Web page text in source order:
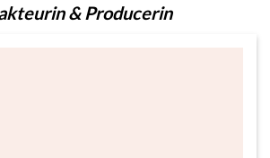
& Producerin